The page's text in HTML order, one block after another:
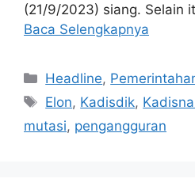
(21/9/2023) siang. Selain
Baca Selengkapnya
Kategori
Headline,
Tag
Elon, Kadisdik,
mutasi, pengangguran